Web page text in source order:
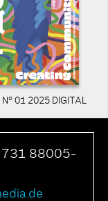
N° 01 2025 DIGITAL
731 88005-